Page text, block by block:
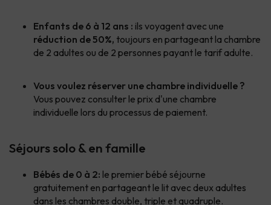
Enfants de 6 à 12 ans : ils voyagent avec une
réduction de 50%, toujours en partageant la chambre
de 2 adultes ou de 2 personnes payant le tarif adulte.
Vous voulez réserver une chambre individuelle ?
Vous pouvez consulter le prix d'une chambre
individuelle lors du processus de paiement.
Séjours solo & en famille
Bébés de 0 à 2: le premier bébé séjourne
gratuitement en partageant le lit avec deux adultes
dans les chambres double, triple et quadruple.